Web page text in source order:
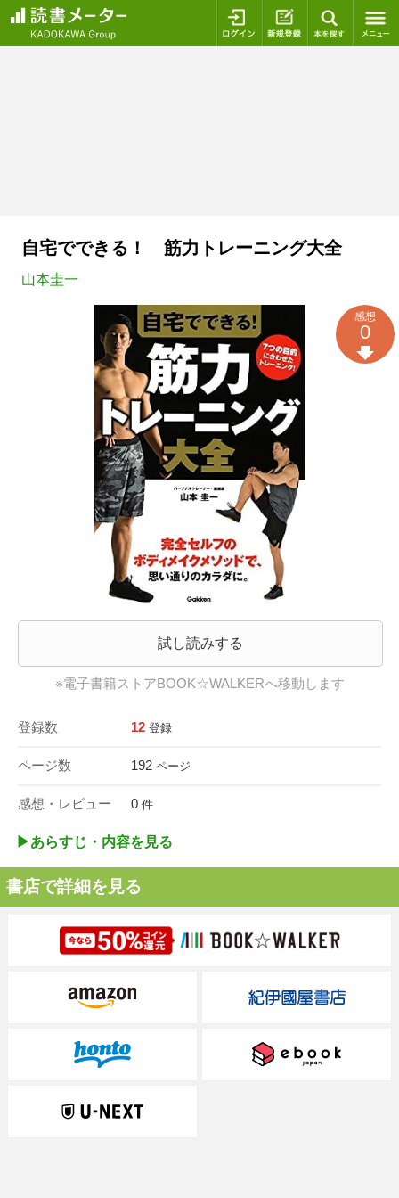
ログイン 新規登録
自宅でできる！ 筋力トレーニング大全
山本圭一
試し読みする
※電子書籍ストアBOOK☆WALKERへ移動します
登録数 12 登録
ページ数 192 ページ
感想・レビュー 0 件
感想
0
▶︎あらすじ・内容を見る
書店で詳細を見る